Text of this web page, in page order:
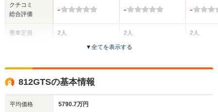
クチコミ
総合評価
乗車定員
-
2人
全高
1.29m
-
2人
2ドア
-
2人
▼全てを表示する
812GTSの基本情報
平均価格 5790.7万円